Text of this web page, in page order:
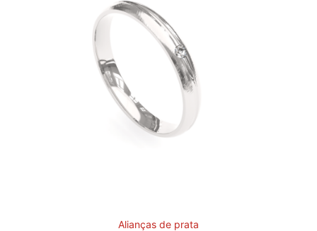
Alianças de prata